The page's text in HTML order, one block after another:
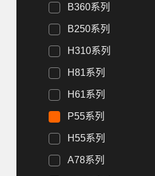
B360系列
B250系列
H310系列
H81系列
H61系列
P55系列
H55系列
A78系列